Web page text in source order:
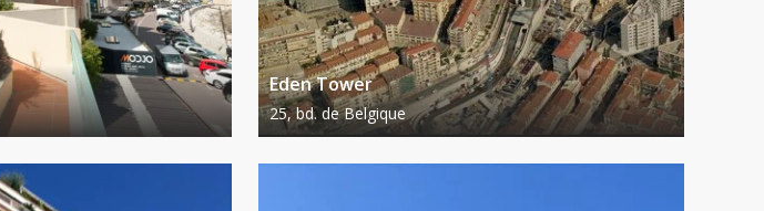
Eden Tower
25, bd. de Belgique